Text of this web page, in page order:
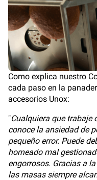
Como explica nuestro
cada paso en la
accesorios Unox:
"Cualquiera que trabaje
conoce la ansiedad de
pequeño error. Puede
horneado mal
engorrosos. Gracias a
las masas siempre